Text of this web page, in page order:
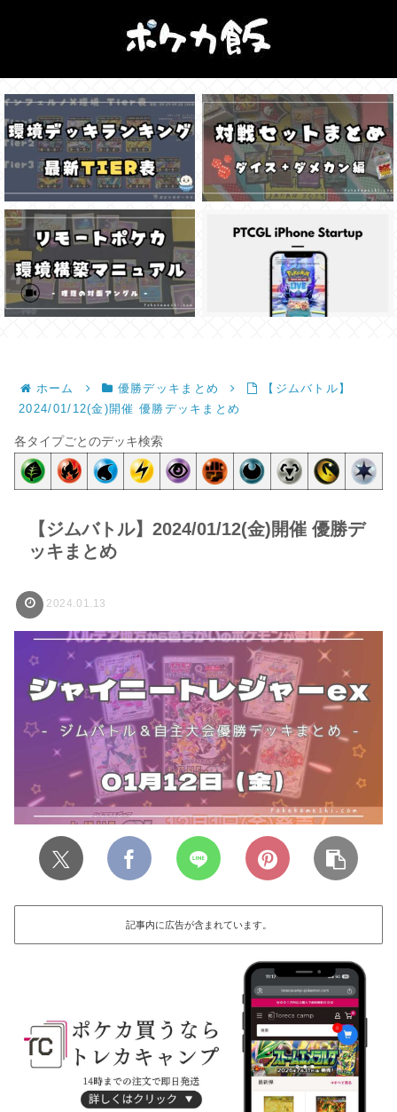
ホーム 優勝デッキまとめ
【ジムバトル】
2024/01/12(金)開催 優勝デッキまとめ
各タイプごとのデッキ検索
【ジムバトル】2024/01/12(金)開催 優勝デ
ッキまとめ
2024.01.13
記事内に広告が含まれています。